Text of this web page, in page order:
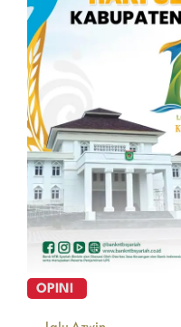
OPINI